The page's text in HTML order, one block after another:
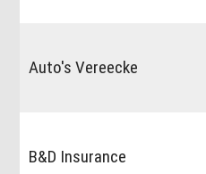
Auto's Vereecke
B&D Insurance